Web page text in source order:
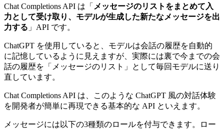
Chat Completions API は「 メッセージのリストをまとめて入
力として受け取り、モデルが生成した新たなメッセージを出
力する 」API です。
ChatGPT を使用していると、モデルは会話の履歴を自動的
に記憶しているように見えますが、実際には裏で今までの会
話の履歴を「メッセージのリスト」として毎回モデルに送り
直しています。
Chat Completions API は、このような ChatGPT 風の対話体験
を開発者が簡単に再現できる基本的な API といえます。
メッセージには以下の3種類のロールを付与できます。ロー